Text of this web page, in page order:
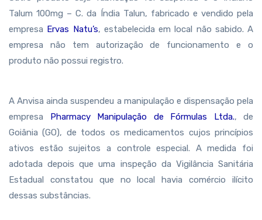
Talum 100mg – C. da Índia Talun, fabricado e vendido pela
empresa Ervas Natu’s, estabelecida em local não sabido. A
empresa não tem autorização de funcionamento e o
produto não possui registro.
A Anvisa ainda suspendeu a manipulação e dispensação pela
empresa Pharmacy Manipulação de Fórmulas Ltda., de
Goiânia (GO), de todos os medicamentos cujos princípios
ativos estão sujeitos a controle especial. A medida foi
adotada depois que uma inspeção da Vigilância Sanitária
Estadual constatou que no local havia comércio ilícito
dessas substâncias.